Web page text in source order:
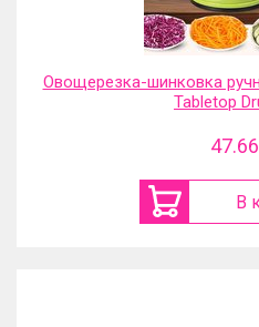
Овощерезка-шинковка
Tabletop
47.66
В